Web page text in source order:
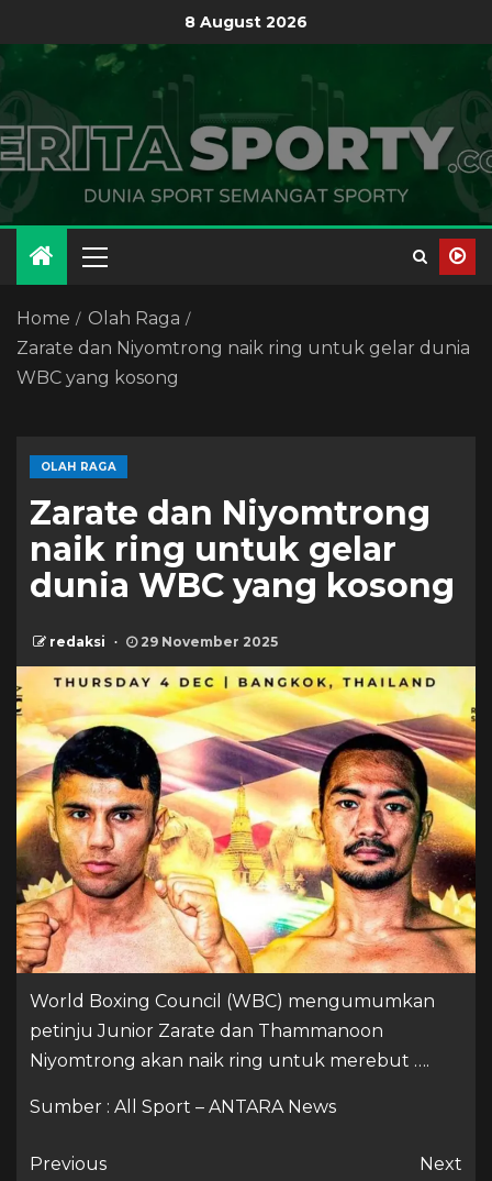
8 August 2026
Home
Olah Raga
Zarate dan Niyomtrong naik ring untuk gelar dunia
WBC yang kosong
OLAH RAGA
Zarate dan Niyomtrong
naik ring untuk gelar
dunia WBC yang kosong
redaksi 29 November 2025
World Boxing Council (WBC) mengumumkan
petinju Junior Zarate dan Thammanoon
Niyomtrong akan naik ring untuk merebut ….
Sumber : All Sport – ANTARA News
Previous
Next